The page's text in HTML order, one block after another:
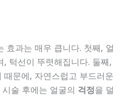
효과는 매우 큽니다. 첫째, 얼
턱선이 뚜렷해집니다. 둘째,
때문에, 자연스럽고 부드러운
술 후에는 얼굴의 걱정을 덜